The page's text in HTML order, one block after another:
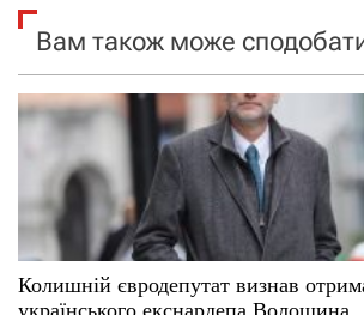
я
з
а
и
с
Вам також може
Колишній євродепутат визнав
українського екснардепа Волошина